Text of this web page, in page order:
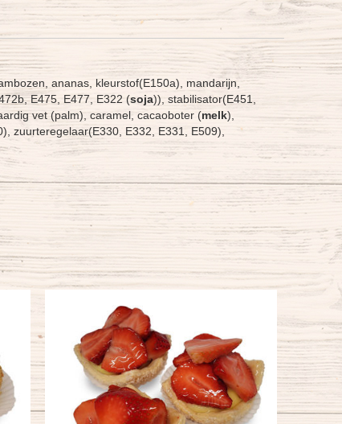
ananas, kleurstof(E150a), mandarijn,
E475, E477, E322 (soja)), stabilisator(E451,
vet (palm), caramel, cacaoboter (melk),
zuurteregelaar(E330, E332, E331, E509),